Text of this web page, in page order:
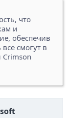
что
и
обеспечив
смогут в
Crimson